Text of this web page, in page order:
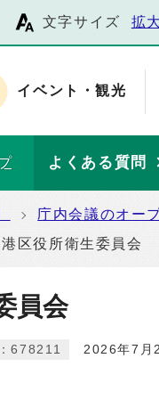
文字サイズ 拡大
イベント・観光
よくある質問
庁内会議のオー
役所衛生委員会
員会
2026年7月
678211